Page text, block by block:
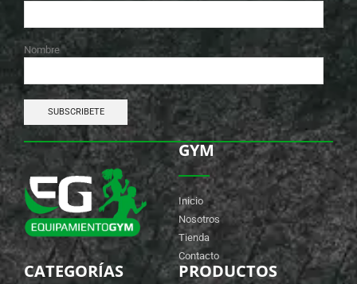
Nombre
GYM
Inicio
Nosotros
Tienda
Contacto
CATEGORÍAS PRODUCTOS